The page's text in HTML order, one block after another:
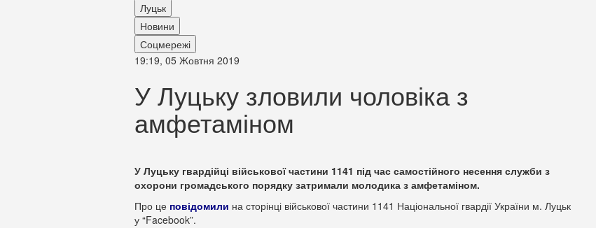
Луцьк
Новини
Соцмережі
19:19, 05 Жовтня 2019
У Луцьку зловили чоловіка з
амфетаміном
У Луцьку гвардійці військової частини 1141 під час самостійного несення служби з
охорони громадського порядку затримали молодика з амфетаміном.
Про це повідомили на сторінці військової частини 1141 Національної гвардії України м. Луцьк
у “Facebook”.